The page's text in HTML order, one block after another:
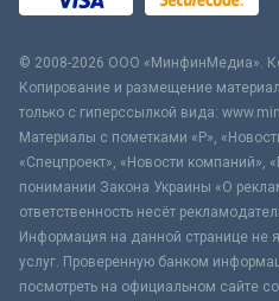
© 2008-2026 ООО «МинфинМедиа».
Копирование и размещение
только с гиперссылкой вида:
Материалы с пометками «Р»,
«Спецпроект», «Новости компаний»,
понимании Закона Украины «О
ответственность несёт
Информация на данной странице не
услуг. Проверенную банком
посмотреть на официальном сайте